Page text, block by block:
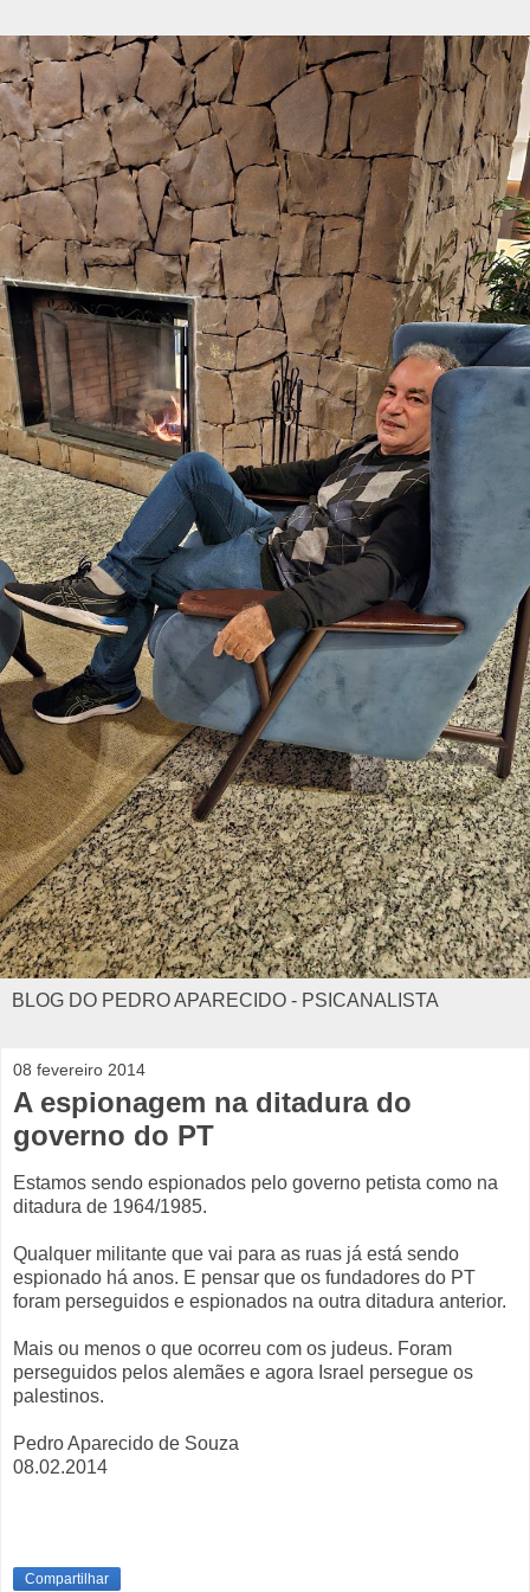
BLOG DO PEDRO APARECIDO - PSICANALISTA
08 fevereiro 2014
A espionagem na ditadura do
governo do PT
Estamos sendo espionados pelo governo petista como na
ditadura de 1964/1985.
Qualquer militante que vai para as ruas já está sendo
espionado há anos. E pensar que os fundadores do PT
foram perseguidos e espionados na outra ditadura anterior.
Mais ou menos o que ocorreu com os judeus. Foram
perseguidos pelos alemães e agora Israel persegue os
palestinos.
Pedro Aparecido de Souza
08.02.2014
Compartilhar